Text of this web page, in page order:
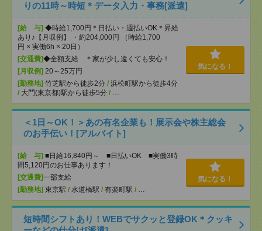
りの11時～時短＊データ入力・事務[派遣]
[給 与] ◆時給1,700円＊日払い・週払いOK＊昇給
あり♪【月収例】 ・約204,000円 （時給1,700
円 × 実働6h × 20日）
[交通費]◆全額支給 ＊家が少し遠くても安心！
[月収例] 20～25万円
[勤務地] 竹芝駅から徒歩2分 / 浜松町駅から徒歩4分
/ 大門(東京都)駅から徒歩5分 / …
気になる！
＜1日～OK！＞あの有名企業も！展示会や株主総会
のお手伝い！[アルバイト]
[給 与] ■日給16,840円～ ■日払いOK ■実働3時
間5,120円のお仕事あります！
[交通費]一部支給
[勤務地] 東京駅 / 水道橋駅 / 有楽町駅 / …
気になる！
短時間シフトあり！WEBでサクッと登録OK＊クッキ